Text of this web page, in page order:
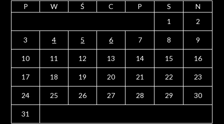
P W Ś C P S
N
1
2
3 4 5 6 7 8 9
10 11 12 13 14 15 16
17 18 19 20 21 22 23
24 25 26 27 28 29 30
31